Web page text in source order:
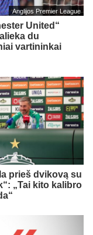
Anglijos Premier League
United“
du
vartininkai
prieš dvikovą su
„Tai kito kalibro